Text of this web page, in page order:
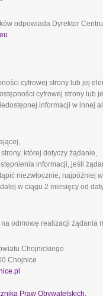
odpowiada Dyrektor
cyfrowej strony lub jej
cyfrowej strony lub
informacji w innej
której dotyczy żądanie,
informacji, jeśli
niezwłocznie,
w ciągu 2 miesięcy od
odmowę realizacji
Chojnickiego
Chojnice
Praw Obywatelskich.